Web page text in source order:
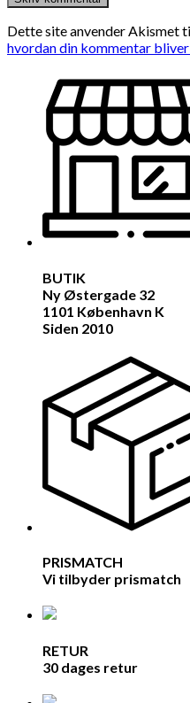
Dette site anvender Akismet
hvordan din kommentar
BUTIK
Ny Østergade 32
1101 København K
Siden 2010
PRISMATCH
Vi tilbyder prismatch
RETUR
30 dages retur